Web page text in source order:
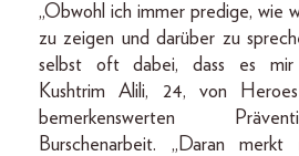
„Obwohl ich immer predige, wie
zu zeigen und darüber zu
selbst oft dabei, dass es mir
Kushtrim Alili, 24, von
bemerkenswerten
Burschenarbeit. „Daran